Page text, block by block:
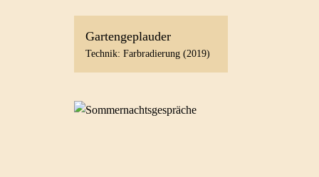
Gartengeplauder
Technik: Farbradierung (2019)